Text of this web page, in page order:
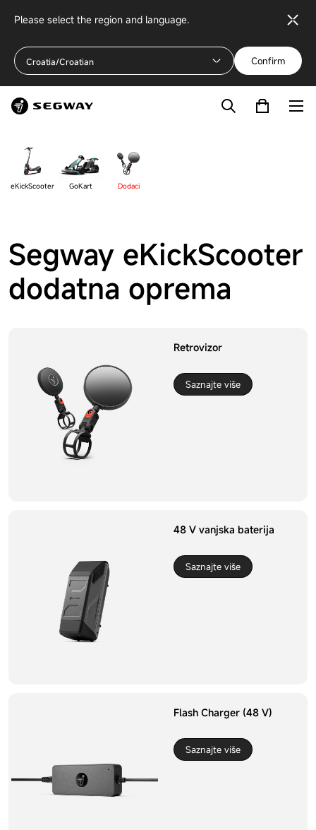
Please select the region and language.
Croatia/Croatian Confirm
eKickScooter GoKart Dodaci
Segway eKickScooter
dodatna oprema
Retrovizor
Saznajte više
48 V vanjska baterija
Saznajte više
Flash Charger (48 V)
Saznajte više